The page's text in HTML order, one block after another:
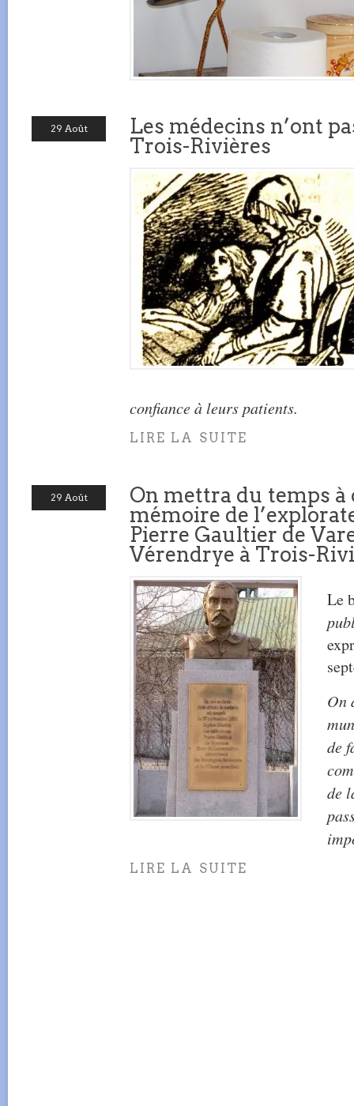
29 Août
Les médecins n’ont
Trois-Rivières
confiance à leurs patients.
LIRE LA SUITE
29 Août
On mettra du temps à
mémoire de
Pierre Gaultier de
Vérendrye à Trois-
Le
On
de
de
LIRE LA SUITE